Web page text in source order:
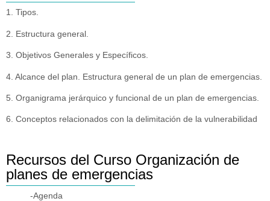
1. Tipos.
2. Estructura general.
3. Objetivos Generales y Específicos.
4. Alcance del plan. Estructura general de un plan de emergencias.
5. Organigrama jerárquico y funcional de un plan de emergencias.
6. Conceptos relacionados con la delimitación de la vulnerabilidad
Recursos del Curso Organización de
planes de emergencias
-Agenda